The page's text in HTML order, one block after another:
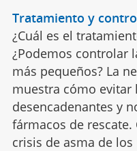
Tratamiento y
¿Cuál es el
¿Podemos controlar
más pequeños? La
muestra cómo evitar
desencadenantes y
fármacos de
crisis de asma de los